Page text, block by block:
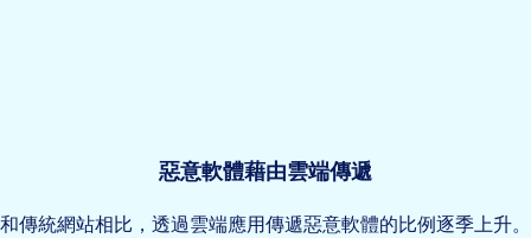
惡意軟體藉由雲端傳遞
和傳統網站相比，透過雲端應用傳遞惡意軟體的比例逐季上升。